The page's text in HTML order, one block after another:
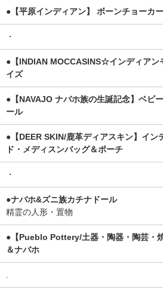
●【平原インディアン】 ボーンチョーカ
・
●【INDIAN MOCCASINS☆インディアン
イズ
●【NAVAJO ナバホ族の生誕記念】ベビ
ール
●【DEER SKIN/鹿革ディアスキン】イン
ド・メディスンバッグ＆ポーチ
・
●ナバホ&ズニ族カチナドール
精霊の人形・置物
●【Pueblo Pottery/土器・陶器・陶芸・
＆ナバホ
.